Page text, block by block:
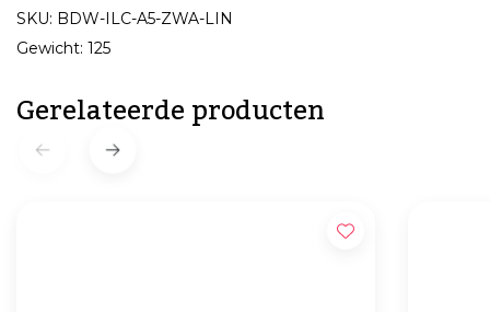
SKU: BDW-ILC-A5-ZWA-LIN
Gewicht: 125
Gerelateerde producten